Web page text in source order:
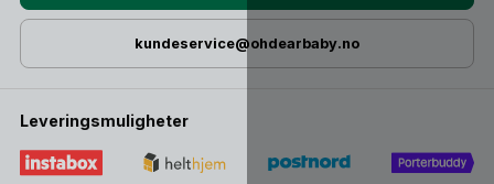
kundeservice@ohdearbaby.no
Leveringsmuligheter